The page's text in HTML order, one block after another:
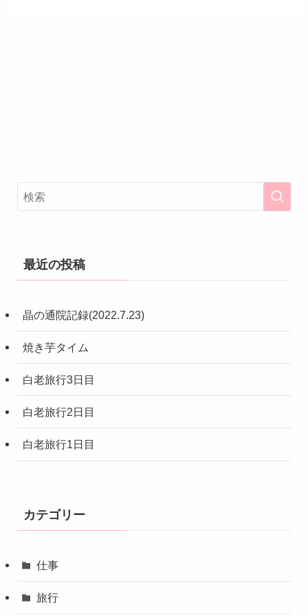
最近の投稿
晶の通院記録(2022.7.23)
焼き芋タイム
白老旅行3日目
白老旅行2日目
白老旅行1日目
カテゴリー
仕事
旅行